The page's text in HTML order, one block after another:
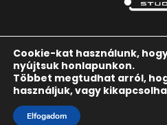
Kezdőlap
Adatkezelési tájékoztató
This site is protected by
Cookie-kat használunk,
nyújtsuk honlapunkon.
Többet megtudhat arról,
használjuk, vagy
Elfogadom